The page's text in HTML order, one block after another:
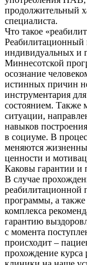
продолжительный
специалиста.
Что такое
Реабилитационный
индивидуальных и
Миннесотской
осознание
истинных причин
инструментария
состоянием. Также
ситуации,
навыков
в социуме. В
меняются
ценности и
Каковы гарантии и
В случае
реабилитационной
программы, а
комплекса
гарантию
с момента
происходит –
прохождение курса